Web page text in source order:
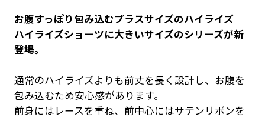
お腹すっぽり包み込むプラスサイズのハイライズ
ハイライズショーツに大きいサイズのシリーズが新
登場。
通常のハイライズよりも前丈を長く設計し、お腹を
包み込むため安心感があります。
前身にはレースを重ね、前中心にはサテンリボンを